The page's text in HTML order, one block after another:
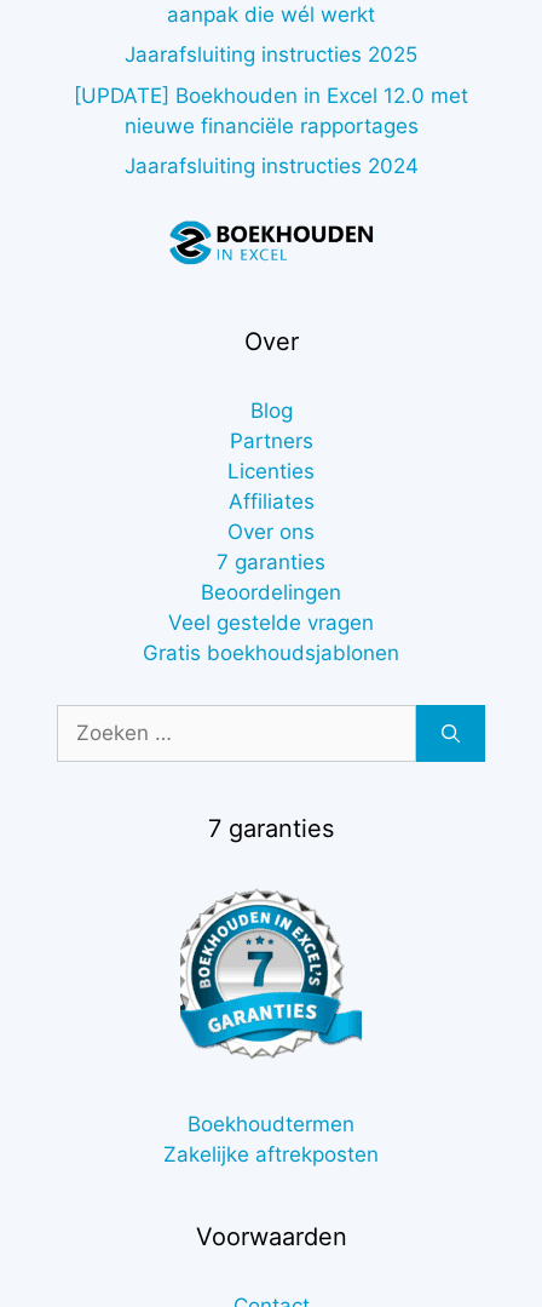
aanpak die wél werkt
Jaarafsluiting instructies 2025
[UPDATE] Boekhouden in Excel 12.0 met
nieuwe financiële rapportages
Jaarafsluiting instructies 2024
Over
Blog
Partners
Licenties
Affiliates
Over ons
7 garanties
Beoordelingen
Veel gestelde vragen
Gratis boekhoudsjablonen
Zoek
7 garanties
Boekhoudtermen
Zakelijke aftrekposten
Voorwaarden